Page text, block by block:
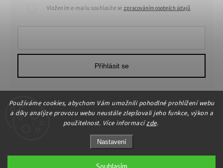
Používáme cookies, abychom Vám umožnili pohodlné prohlížení webu
a díky analýze provozu webu neustále zlepšovali jeho funkce, výkon a
použitelnost. Více informacízde.
Nastavení
Vložením e-mailu souhlasíte se zpracováním osobních údajů.
Přihlásit se
HOME-DEKOR.cz